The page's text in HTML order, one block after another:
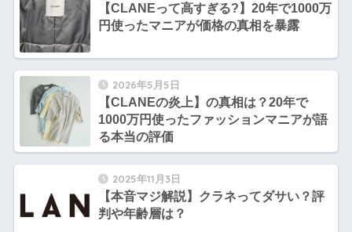
【CLANEって高すぎる?】20年で1000万
円使ったマニアが価格の真相を暴露
2026年5月5日
【CLANEの炎上】の真相は？20年で
1000万円使ったファッションマニアが語
る本当の評価
2025年11月3日
【本音マジ解説】クラネってダサい？評
判や年齢層は？